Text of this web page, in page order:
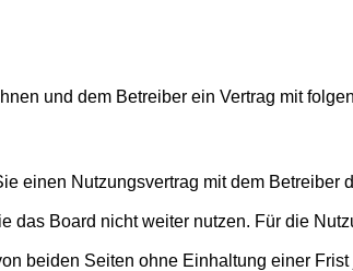
und dem Betreiber ein Vertrag mit
einen Nutzungsvertrag mit dem
Board nicht weiter nutzen. Für die
beiden Seiten ohne Einhaltung einer